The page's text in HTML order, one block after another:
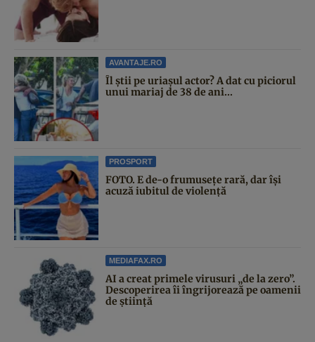
AVANTAJE.RO
Îl știi pe uriașul actor? A dat cu piciorul
unui mariaj de 38 de ani...
PROSPORT
FOTO. E de-o frumusețe rară, dar își
acuză iubitul de violență
MEDIAFAX.RO
AI a creat primele virusuri „de la zero”.
Descoperirea îi îngrijorează pe oamenii
de știință